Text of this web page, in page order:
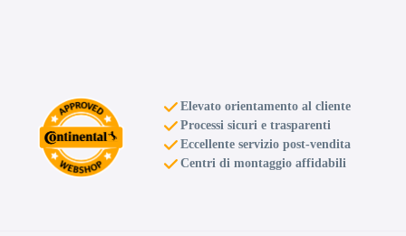
Elevato orientamento al cliente
Processi sicuri e trasparenti
Eccellente servizio post-vendita
Centri di montaggio affidabili